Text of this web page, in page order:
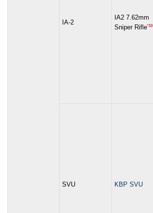
IA-2
IA2 7.62mm
Sniper Rifle*10
SVU KBP SVU